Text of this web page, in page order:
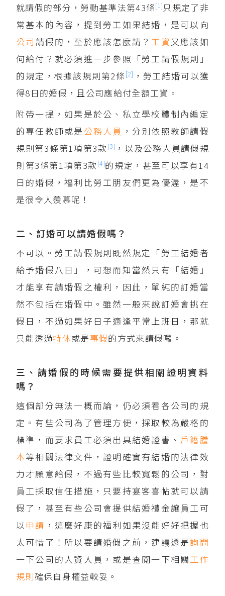
就請假的部分，勞動基準法第43條[1] 只規定了非
常基本的內容，提到勞工如果結婚，是可以向
公司 請假的，至於應該怎麼請？ 工資又應該如
何給付？就必須進一步參照「勞工請假規則」
的規定，根據該規則第2條 [2] ，勞工結婚可以獲
得8日的婚假，且公司應給付全額工資。
附帶一提，如果是於公、私立學校體制內編定
的專任教師或是 公務人員 ，分別依照教師請假
規則第3條第1項第3款 [3] ，以及公務人員請假規
則第3條第1項第3款 [4]的規定，甚至可以享有14
日的婚假，福利比勞工朋友們更為優渥，是不
是很令人羨慕呢！
二、訂婚可以請婚假嗎？
不可以。勞工請假規則既然規定「勞工結婚者
給予婚假八日」，可想而知當然只有「結婚」
才能享有請婚假之權利，因此，單純的訂婚當
然不包括在婚假中。雖然一般來說訂婚會挑在
假日，不過如果好日子適逢平常上班日，那就
只能透過特休或是事假的方式來請假囉。
三、請婚假的時候需要提供相關證明資料
嗎？
這個部分無法一概而論，仍必須看各公司的規
定。有些公司為了管理方便，採取較為嚴格的
標準，而要求員工必須出具結婚證書、 戶籍謄
本等相關法律文件，證明確實有結婚的法律效
力才願意給假，不過有些比較寬鬆的公司，對
員工採取信任措施，只要持宴客喜帖就可以請
假了，甚至有些公司會提供結婚禮金讓員工可
以 申請 ，這麼好康的福利如果沒能好好把握也
太可惜了！所以要請婚假之前，建議還是詢問
一下公司的人資人員，或是查閱一下相關工作
規則確保自身權益較妥。